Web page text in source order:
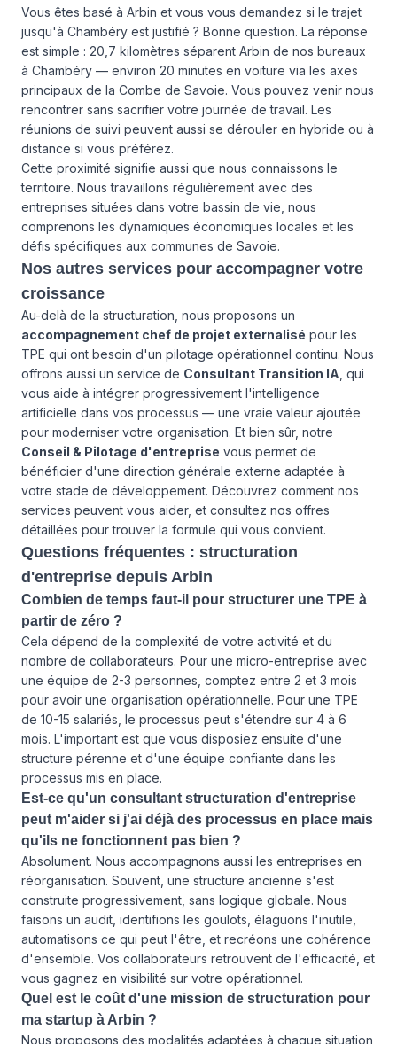
Vous êtes basé à Arbin et vous vous demandez si le trajet
jusqu'à Chambéry est justifié ? Bonne question. La réponse
est simple : 20,7 kilomètres séparent Arbin de nos bureaux
à Chambéry — environ 20 minutes en voiture via les axes
principaux de la Combe de Savoie. Vous pouvez venir nous
rencontrer sans sacrifier votre journée de travail. Les
réunions de suivi peuvent aussi se dérouler en hybride ou à
distance si vous préférez.
Cette proximité signifie aussi que nous connaissons le
territoire. Nous travaillons régulièrement avec des
entreprises situées dans votre bassin de vie, nous
comprenons les dynamiques économiques locales et les
défis spécifiques aux communes de Savoie.
Nos autres services pour accompagner votre
croissance
Au-delà de la structuration, nous proposons un
accompagnement chef de projet externalisé pour les
TPE qui ont besoin d'un pilotage opérationnel continu. Nous
offrons aussi un service de Consultant Transition IA , qui
vous aide à intégrer progressivement l'intelligence
artificielle dans vos processus — une vraie valeur ajoutée
pour moderniser votre organisation. Et bien sûr, notre
Conseil & Pilotage d'entreprise vous permet de
bénéficier d'une direction générale externe adaptée à
votre stade de développement. Découvrez comment nos
services peuvent vous aider, et consultez nos offres
détaillées pour trouver la formule qui vous convient.
Questions fréquentes : structuration
d'entreprise depuis Arbin
Combien de temps faut-il pour structurer une TPE à
partir de zéro ?
Cela dépend de la complexité de votre activité et du
nombre de collaborateurs. Pour une micro-entreprise avec
une équipe de 2-3 personnes, comptez entre 2 et 3 mois
pour avoir une organisation opérationnelle. Pour une TPE
de 10-15 salariés, le processus peut s'étendre sur 4 à 6
mois. L'important est que vous disposiez ensuite d'une
structure pérenne et d'une équipe confiante dans les
processus mis en place.
Est-ce qu'un consultant structuration d'entreprise
peut m'aider si j'ai déjà des processus en place mais
qu'ils ne fonctionnent pas bien ?
Absolument. Nous accompagnons aussi les entreprises en
réorganisation. Souvent, une structure ancienne s'est
construite progressivement, sans logique globale. Nous
faisons un audit, identifions les goulots, élaguons l'inutile,
automatisons ce qui peut l'être, et recréons une cohérence
d'ensemble. Vos collaborateurs retrouvent de l'efficacité, et
vous gagnez en visibilité sur votre opérationnel.
Quel est le coût d'une mission de structuration pour
ma startup à Arbin ?
Nous proposons des modalités adaptées à chaque situation